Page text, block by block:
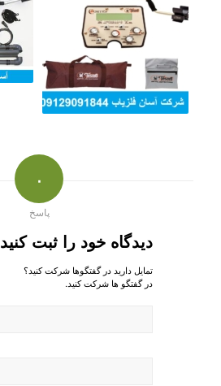
۰
پاسخ
دیدگاه خود را ثبت کنید
تمایل دارید در گفتگوها شرکت کنید؟
در گفتگو ها شرکت کنید.